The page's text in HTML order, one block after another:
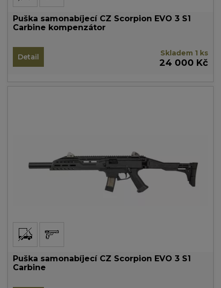
Puška samonabíjecí CZ Scorpion EVO 3 S1
Carbine kompenzátor
Detail Skladem 1 ks
24 000 Kč
Puška samonabíjecí CZ Scorpion EVO 3 S1
Carbine